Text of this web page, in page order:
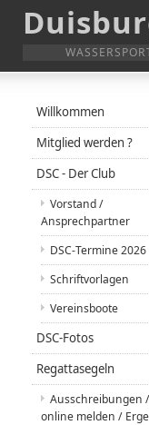
Willkommen
Mitglied werden ?
DSC - Der Club
Vorstand /
Ansprechpartner
DSC-Termine 2026
Schriftvorlagen
Vereinsboote
DSC-Fotos
Regattasegeln
Ausschreibungen /
online melden /